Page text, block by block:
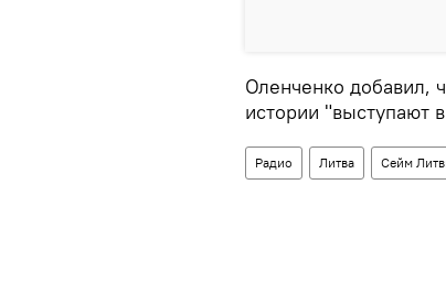
Оленченко добавил,
истории "выступают
Радио Литва Сейм